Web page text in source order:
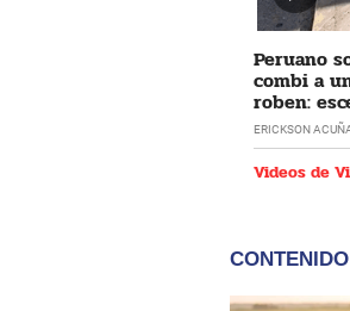
Peruano
combi a
roben:
ERICKSON
Videos de